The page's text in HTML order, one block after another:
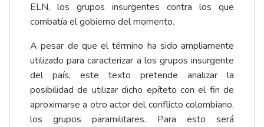
ELN, los grupos insurgentes contra los que
combatía el gobierno del momento.
A pesar de que el término ha sido ampliamente
utilizado para caracterizar a los grupos insurgente
del país, este texto pretende analizar la
posibilidad de utilizar dicho epíteto con el fin de
aproximarse a otro actor del conflicto colombiano,
los grupos paramilitares. Para esto será